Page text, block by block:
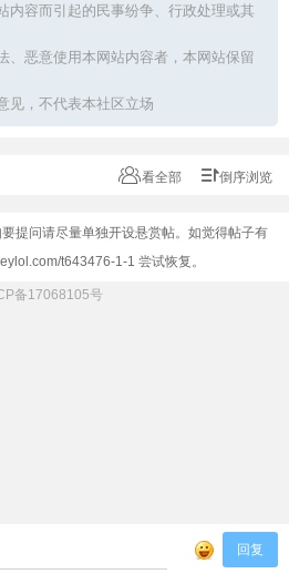
内容而引起的民事纷争、行政处理或其
、恶意使用本网站内容者，本网站保留
见，不代表本社区立场
看全部 倒序浏览
提问请尽量单独开设悬赏帖。如觉得帖子有
t643476-1-1 尝试恢复。
备17068105号